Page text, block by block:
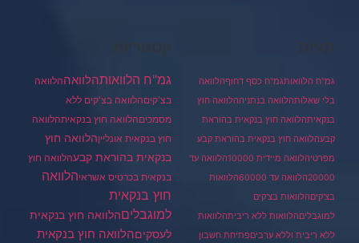
תגיות
גמ"ח הלוואותגמ"ח כסף דחוףהלוואה
בלי שאלותהלוואה בנתניההלוואה חוץ
בנקאיתהלוואה חוץ בנקאית בהוראת
קבעהלוואה חוץ בנקאית בהוראת קבע
מפרטיהלוואה מיידית 10000
הלוואה עד
20000הלוואה עד 60000
הלוואות
בצ'קיםהלוואות בצ'קים
למוגבליםהלוואות ללא ריביתהלוואות
ללא ריבית וללא ערביםפתיחת חשבון
קטגוריות
גמ"ח הלוואותהלוואההלוואה
בצ'קיםהלוואה בצ'קים ללא
מסמכיםהלוואה חוץ בנקאיתהלוואה
חוץ בנקאית אונלייןהלוואה חוץ
בנקאית בהוראת קבעהלוואה חוץ
בנקאית בכרטיס אשראיהלוואה
חוץ בנקאית
למוגבליםהלוואה חוץ בנקאית
לעסקיםהלוואה חוץ בנקאית